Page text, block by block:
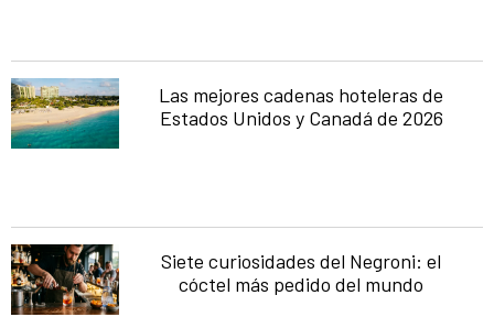
Las mejores cadenas hoteleras de
Estados Unidos y Canadá de 2026
Siete curiosidades del Negroni: el
cóctel más pedido del mundo